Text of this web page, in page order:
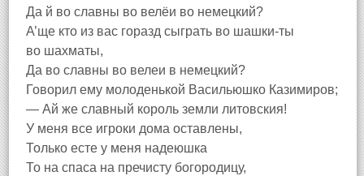
Да й во славны во велёи во немецкий?
А’ще кто из вас горазд сыграть во шашки-ты
во шахматы,
Да во славны во велеи в немецкий?
Говорил ему молоденькой Васильюшко Казимиров;
— Ай же славный король земли литовския!
У меня все игроки дома оставлены,
Только есте у меня надеюшка
То на спаса на пречисту богородицу,